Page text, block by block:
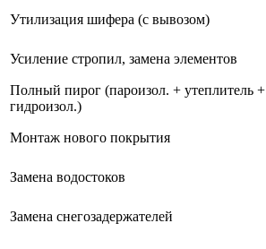
Утилизация шифера (с вывозом)
Усиление стропил, замена элементов
Полный пирог (пароизол. + утеплитель +
гидроизол.)
Монтаж нового покрытия
Замена водостоков
Замена снегозадержателей